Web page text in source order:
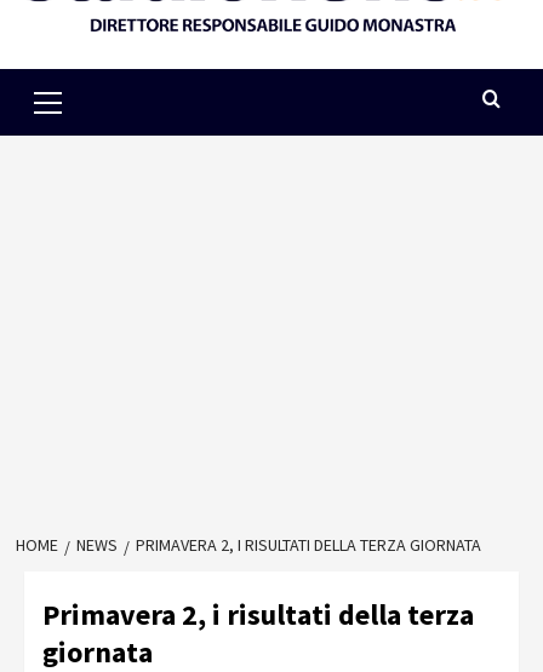
Menu
HOME NEWS PRIMAVERA 2, I RISULTATI DELLA TERZA GIORNATA
Primavera 2, i risultati della terza
giornata